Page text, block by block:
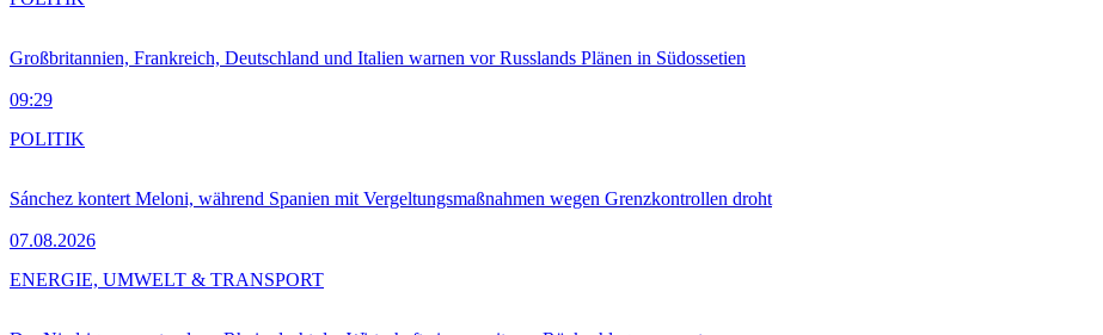
Großbritannien, Frankreich, Deutschland und Italien warnen vor Russlands Plänen in Südossetien
09:29
Sánchez kontert Meloni, während Spanien mit Vergeltungsmaßnahmen wegen Grenzkontrollen droht
07.08.2026
POLITIK
ENERGIE, UMWELT & TRANSPORT